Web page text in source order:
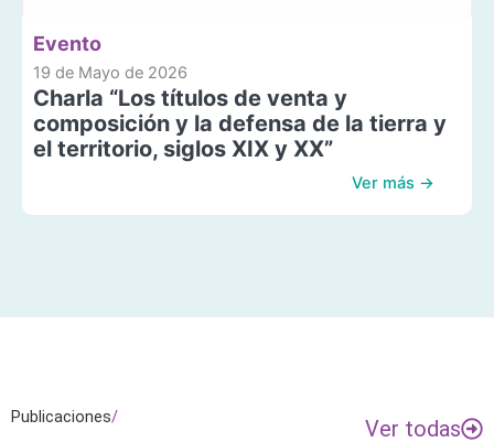
Evento
19 de Mayo de 2026
Charla “Los títulos de venta y
composición y la defensa de la tierra y
el territorio, siglos XIX y XX”
Ver más →
Publicaciones/ Ver todas